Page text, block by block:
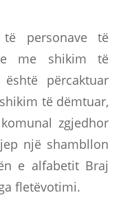
personave të
me shikim të
përcaktuar
të dëmtuar,
zgjedhor
një shambllon
e alfabetit Braj
fletëvotimi.